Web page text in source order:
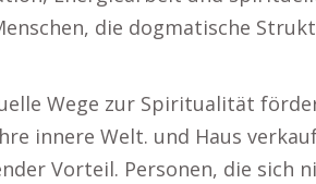
die dogmatische
Wege zur Spiritualität
innere Welt. und Haus
Vorteil. Personen, die sich